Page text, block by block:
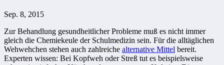
Sep. 8, 2015
Zur Behandlung gesundheitlicher Probleme muß es nicht immer
gleich die Chemiekeule der Schulmedizin sein. Für die alltäglichen
Wehwehchen stehen auch zahlreiche alternative Mittel bereit.
Experten wissen: Bei Kopfweh oder Streß tut es beispielsweise